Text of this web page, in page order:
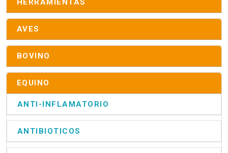
HERRAMIENTAS
AVES
BOVINO
EQUINO
ANTI-INFLAMATORIO
ANTIBIOTICOS